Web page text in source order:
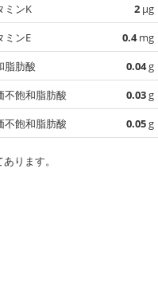
ミンK
2 µg
ミンE
0.4mg
脂肪酸
0.04g
不飽和脂肪酸
0.03g
不飽和脂肪酸
0.05g
ります。